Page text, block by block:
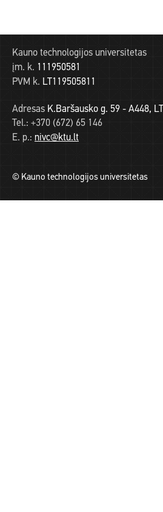
Kauno technologijos universitetas
įm. k. 111950581
PVM k. LT119505811
Adresas K.Baršausko g. 59 - A448,
Tel.: +370 (672) 65 146
E. p.: nivc@ktu.lt
© Kauno technologijos universitetas